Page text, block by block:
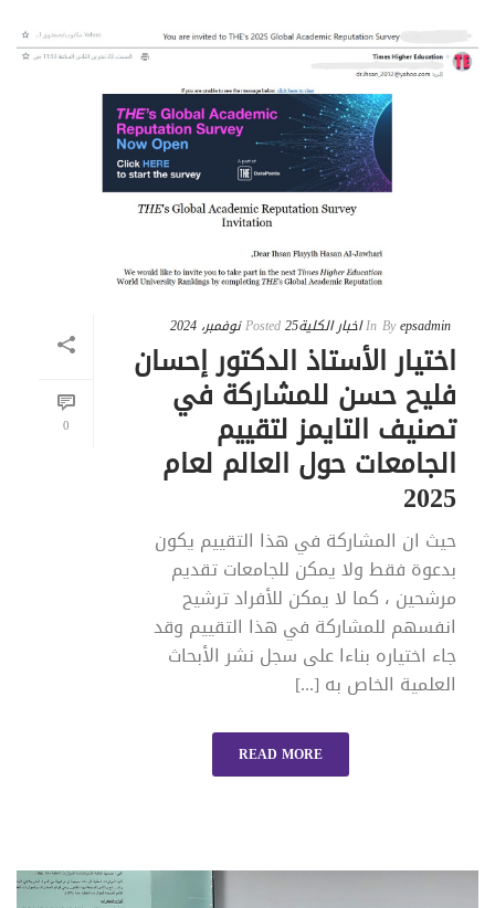
0
Byepsadmin
Inاخبار الكلية Posted25 نوفمبر، 2024
اختيار الأستاذ الدكتور إحسان
فليح حسن للمشاركة في
تصنيف التايمز لتقييم
الجامعات حول العالم لعام
2025
حيث ان المشاركة في هذا التقييم يكون
بدعوة فقط ولا يمكن للجامعات تقديم
مرشحين ، كما لا يمكن للأفراد ترشيح
انفسهم للمشاركة في هذا التقييم وقد
جاء اختياره بناءا على سجل نشر الأبحاث
العلمية الخاص به [...]
READ MORE